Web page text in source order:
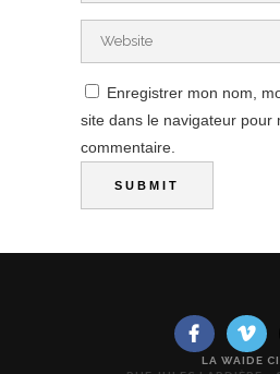
Enregistrer mon nom,
site dans le navigateur pour
commentaire.
LA WAIDE